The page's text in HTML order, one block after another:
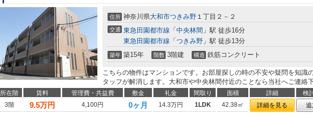
住所 神奈川県大和市つきみ野 １丁目２－２
交通 東急田園都市線 「 中央林間 」駅 徒歩16分
東急田園都市線 「 つきみ野 」駅 徒歩13分
築年 築15年 階数 3階建 構造 鉄筋コンクリート
こちらの物件はマンションです。お部屋探しの時の不安や疑問を知識
タッフが解消します。大和市や中央林間付近のことなら当社へご連絡下
所在階 賃料 管理費・共益費 敷金 礼金 間取り 面積 詳細
検
3階
9.5万円 4,100円 0ヶ月 14.3万円 1LDK 42.38㎡ 詳細を見る 追